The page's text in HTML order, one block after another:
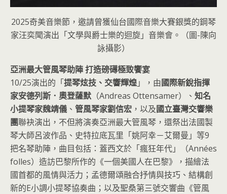
2025奇美音樂節，邀請曾獲仙台國際音樂大賽銀獎的鋼琴
家汪奕聞演出「文學與爵士樂的迴旋」音樂會。（圖-陳向
詠攝影）
亞洲最大管風琴助陣 打造磅礡極致饗宴
10/25演出的「提琴炫技、交響輝煌」，由國際新銳指揮
家安德列斯．奧登薩默 （Andreas Ottensamer）、 知名
小提琴家魏靖儀 、 管風琴家劉信宏 ，以及國立臺灣交響樂
團聯袂演出，不但將演奏亞洲最大管風琴，還祭出法國製
琴大師呂波作品、史特拉底瓦里「姚阿幸－艾爾曼」等9
把名琴助陣，曲目包括：蓋西文於「瘋狂年代」（Années
folles）造訪巴黎所作的《一個美國人在巴黎》，描繪法
國首都的風情與活力；孟德爾頌融合抒情與技巧、結構創
新的E小調小提琴協奏曲；以及聖桑第三號交響曲《管風